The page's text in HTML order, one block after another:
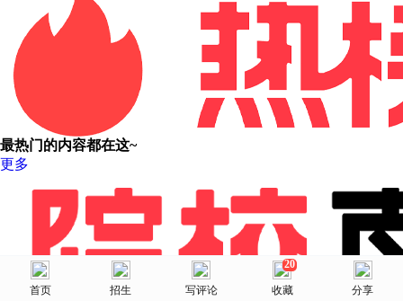
首页
美术网
选择省份 院校库 消息 我的
最热门的内容都在这~
更多
首页 招生 写评论
20
收藏 分享